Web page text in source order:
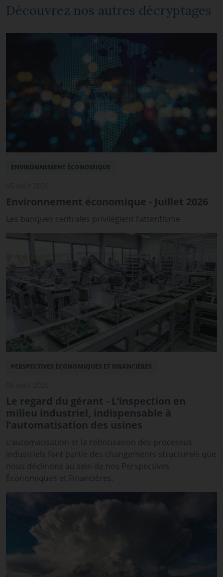
Découvrez nos autres décryptages
ENVIRONNEMENT ÉCONOMIQUE
Environnement économique - Juillet 2026
Les banques centrales privilégient l’attentisme
PERSPECTIVES ÉCONOMIQUES ET FINANCIÈRES
Le regard du gérant - L’inspection en
milieu industriel, indispensable à
l’automatisation des usines
L’automatisation et la robotisation des processus
industriels font partie des changements structurels que
nous déclinons au sein de nos Perspectives
Économiques et Financières.